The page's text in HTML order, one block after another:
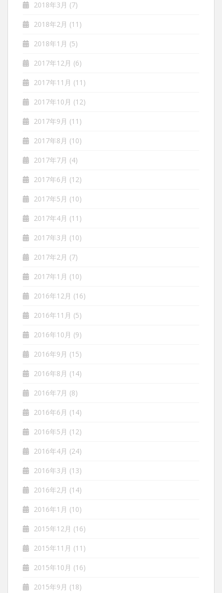
2018年3月 (7)
2018年2月 (11)
2018年1月 (5)
2017年12月 (6)
2017年11月 (11)
2017年10月 (12)
2017年9月 (11)
2017年8月 (10)
2017年7月 (4)
2017年6月 (12)
2017年5月 (10)
2017年4月 (11)
2017年3月 (10)
2017年2月 (7)
2017年1月 (10)
2016年12月 (16)
2016年11月 (5)
2016年10月 (9)
2016年9月 (15)
2016年8月 (14)
2016年7月 (8)
2016年6月 (14)
2016年5月 (12)
2016年4月 (24)
2016年3月 (13)
2016年2月 (14)
2016年1月 (10)
2015年12月 (16)
2015年11月 (11)
2015年10月 (16)
2015年9月 (18)